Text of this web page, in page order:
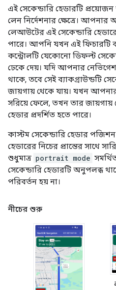
এই সেকেন্ডারি হেডারটি
লেন নির্দেশনার ক্ষেত্রে। আপনার
লেআউটের এই সেকেন্ডারি
পারে। আপনি যখন এই
কন্ট্রোলটি যেকোনো ডিফল্ট
ঢেকে দেয়। যদি আপনার
থাকে, তবে সেই ব্যাকগ্রাউন্ডটি
জায়গায় থেকে যায়। যখন
সরিয়ে ফেলে, তখন তার জায়গায়
হেডার প্রদর্শিত হতে পারে।
কাস্টম সেকেন্ডারি হেডার পজিশন
হেডারের নিচের প্রান্তের সাথে
শুধুমাত্র portrait mode
সেকেন্ডারি হেডারটি অনুপলব্ধ
পরিবর্তন হয় না।
নীচের শুরু